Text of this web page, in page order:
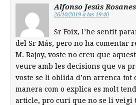
Alfonso Jesús Rosanes
26/10/2019 a las 19:40
Sr Foix, l’he sentit
del Sr Más, pero no ha comentar
M. Rajoy, voste no creu que
veure amb les decisions que va
voste se li oblida d’on arrenca tot
manera com o explica es molt
article, pro curi que no se li veigi